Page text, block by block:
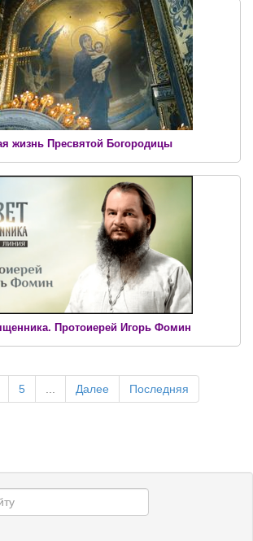
жизнь Пресвятой Богородицы
Протоиерей Игорь Фомин
5 Далее Последняя